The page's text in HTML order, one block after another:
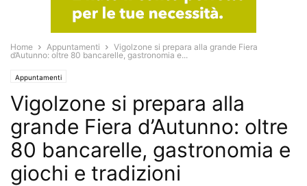
Home Appuntamenti
Vigolzone si prepara alla grande Fiera
d’Autunno: oltre 80 bancarelle, gastronomia e...
Appuntamenti
Vigolzone si prepara alla
grande Fiera d’Autunno: oltre
80 bancarelle, gastronomia e
giochi e tradizioni